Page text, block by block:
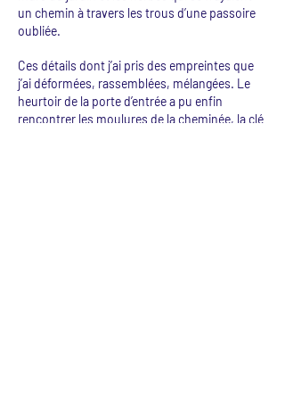
un chemin à travers les trous d’une passoire
oubliée.
Ces détails dont j’ai pris des empreintes que
j’ai déformées, rassemblées, mélangées. Le
heurtoir de la porte d’entrée a pu enfin
rencontrer les moulures de la cheminée, la clé